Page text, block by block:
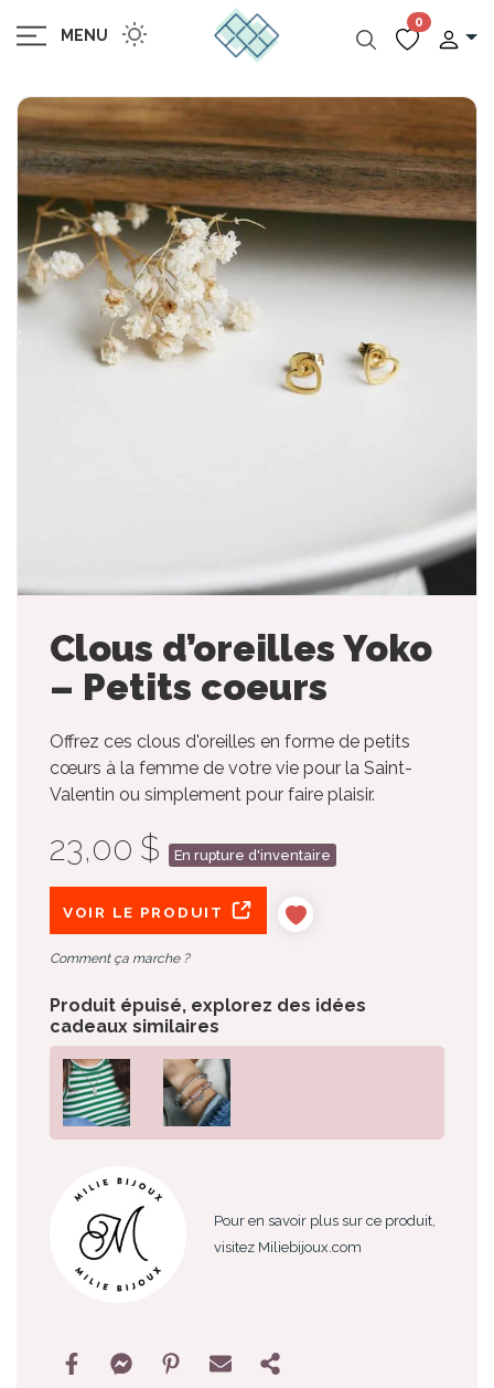
MENU
0
Clous d’oreilles Yoko
– Petits coeurs
Offrez ces clous d'oreilles en forme de petits
cœurs à la femme de votre vie pour la Saint-
Valentin ou simplement pour faire plaisir.
23,00 $ En rupture d'inventaire
VOIR LE PRODUIT
Comment ça marche ?
Produit épuisé, explorez des idées
cadeaux similaires
Pour en savoir plus sur ce produit,
visitez Miliebijoux.com